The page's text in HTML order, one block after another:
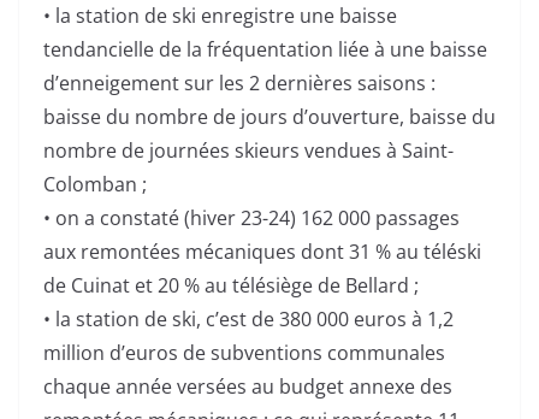
• la station de ski enregistre une baisse
tendancielle de la fréquentation liée à une baisse
d’enneigement sur les 2 dernières saisons :
baisse du nombre de jours d’ouverture, baisse du
nombre de journées skieurs vendues à Saint-
Colomban ;
• on a constaté (hiver 23-24) 162 000 passages
aux remontées mécaniques dont 31 % au téléski
de Cuinat et 20 % au télésiège de Bellard ;
• la station de ski, c’est de 380 000 euros à 1,2
million d’euros de subventions communales
chaque année versées au budget annexe des